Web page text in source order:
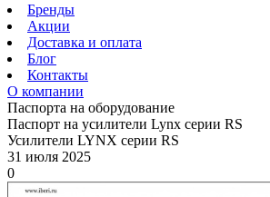
Бренды
Акции
Доставка и оплата
Блог
Контакты
О компании
Паспорта на оборудование
Паспорт на усилители Lynx серии RS
Усилители LYNX серии RS
31 июля 2025
0